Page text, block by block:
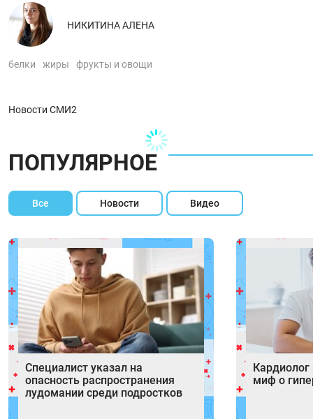
НИКИТИНА АЛЕНА
белки жиры фрукты и овощи
Новости СМИ2
ПОПУЛЯРНОЕ
Все Новости Видео
Специалист указал на
опасность распространения
лудомании среди подростков
миф о